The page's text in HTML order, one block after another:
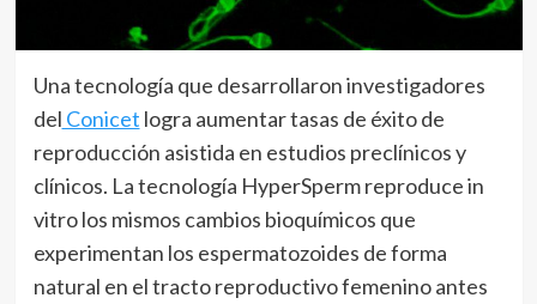
Una tecnología que desarrollaron investigadores
del Conicet logra aumentar tasas de éxito de
reproducción asistida en estudios preclínicos y
clínicos. La tecnología HyperSperm reproduce in
vitro los mismos cambios bioquímicos que
experimentan los espermatozoides de forma
natural en el tracto reproductivo femenino antes